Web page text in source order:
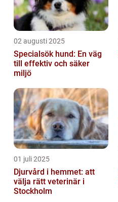
02 augusti 2025
Specialsök hund: En väg
till effektiv och säker
miljö
01 juli 2025
Djurvård i hemmet: att
välja rätt veterinär i
Stockholm